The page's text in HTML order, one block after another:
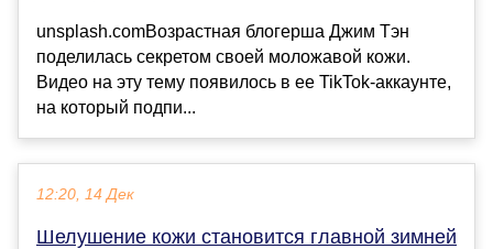
unsplash.comВозрастная блогерша Джим Тэн
поделилась секретом своей моложавой кожи.
Видео на эту тему появилось в ее TikTok-аккаунте,
на который подпи...
12:20, 14 Дек
Шелушение кожи становится главной зимней